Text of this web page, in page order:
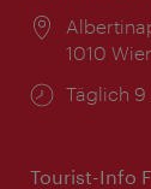
Ort:
1010
Täglich 9
Tourist-Info